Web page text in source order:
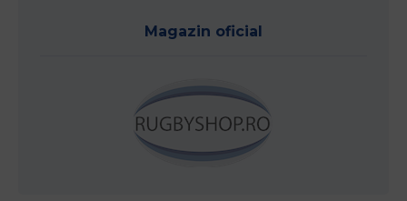
Magazin oficial